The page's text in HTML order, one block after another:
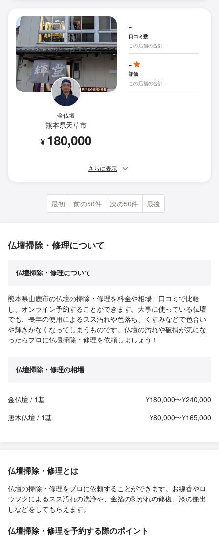
金仏壇
熊本県天草市
¥ 180,000
-
口コミ数
この店舗の合計 -
-
評価
この店舗の合計 -
さらに表示
最初 前の50件 次の50件 最後
仏壇掃除・修理について
仏壇掃除・修理について
熊本県山鹿市の仏壇の掃除・修理を料金や相場、口コミで比較
し、オンライン予約することができます。大事に使っている仏壇
でも、長年の使用によるスス汚れや色落ち、くすみなどで色合い
や輝きがなくなってしまうものです。仏壇の汚れや破損が気にな
ったらプロに仏壇掃除・修理を依頼しましょう！
仏壇掃除・修理の相場
金仏壇 / 1基
¥180,000〜¥240,000
唐木仏壇 / 1基
¥80,000〜¥165,000
仏壇掃除・修理とは
仏壇の掃除・修理をプロに依頼することができます。お線香やロ
ウソクによるスス汚れの洗浄や、金箔の剥がれの修復、漆の艶出
しなどをしてもらえます。
仏壇掃除・修理を予約する際のポイント